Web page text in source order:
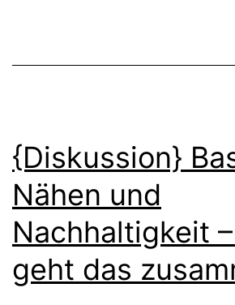
{Diskussion}
Nähen und
Nachhaltigkeit
geht das